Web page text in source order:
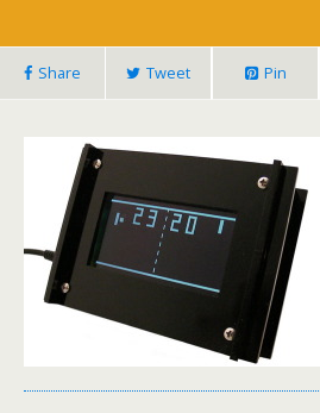
Share Tweet Pin